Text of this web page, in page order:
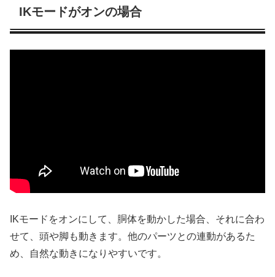
IKモードがオンの場合
IKモードをオンにして、胴体を動かした場合、それに合わ
せて、頭や脚も動きます。他のパーツとの連動があるた
め、自然な動きになりやすいです。